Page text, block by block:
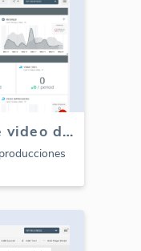
Panel de métricas de video de AdRoll